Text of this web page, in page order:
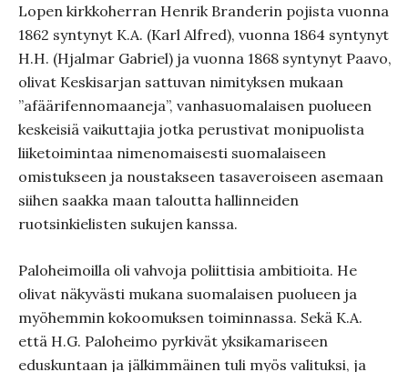
Lopen kirkkoherran Henrik Branderin pojista vuonna
1862 syntynyt K.A. (Karl Alfred), vuonna 1864 syntynyt
H.H. (Hjalmar Gabriel) ja vuonna 1868 syntynyt Paavo,
olivat Keskisarjan sattuvan nimityksen mukaan
”afäärifennomaaneja”, vanhasuomalaisen puolueen
keskeisiä vaikuttajia jotka perustivat monipuolista
liiketoimintaa nimenomaisesti suomalaiseen
omistukseen ja noustakseen tasaveroiseen asemaan
siihen saakka maan taloutta hallinneiden
ruotsinkielisten sukujen kanssa.
Paloheimoilla oli vahvoja poliittisia ambitioita. He
olivat näkyvästi mukana suomalaisen puolueen ja
myöhemmin kokoomuksen toiminnassa. Sekä K.A.
että H.G. Paloheimo pyrkivät yksikamariseen
eduskuntaan ja jälkimmäinen tuli myös valituksi, ja